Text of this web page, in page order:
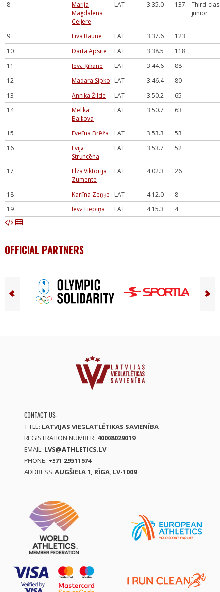
8
Marija
Magdalēna
Ceijere
LAT 3:35.0 137
Third-
junior
9 Līva Baune LAT 3:37.6
123
10
Dārta Apsīte LAT 3:38.5
118
11
Ieva Ķikāne LAT 3:44.6
88
12
Madara Sipko LAT 3:46.4
80
13
Annika Žilde LAT 3:50.2
65
14
Melika
Baikova
LAT 3:50.7 63
15 Evelīna Brēža LAT 3:53.3
53
16
Evija
Struncēna
LAT 3:53.7 52
17
Elza Viktorija
Zumente
LAT 4:02.3 26
18 Karlīna Zeņķe LAT 4:12.0
8
19
Ieva Liepiņa LAT 4:15.3 4
OFFICIAL PARTNERS
CONTACT US:
TITLE: LATVIJAS VIEGLATLĒTIKAS SAVIENĪBA
REGISTRATION NUMBER: 40008029019
EMAIL: LVS@ATHLETICS.LV
PHONE: +371 29511674
ADDRESS: AUGŠIELA 1, RĪGA, LV-1009